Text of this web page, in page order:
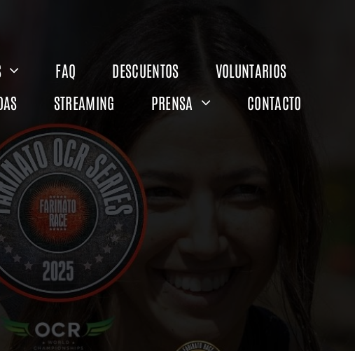
FAQ DESCUENTOS
VOLUNTARIOS
STREAMING PRENSA CONTACTO